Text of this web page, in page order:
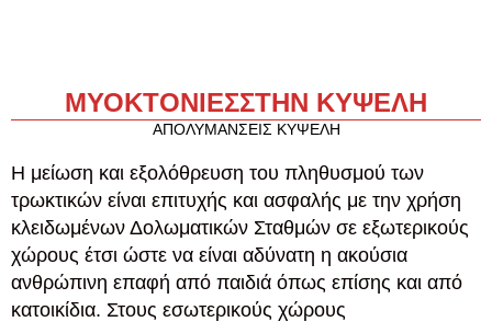
ΜΥΟΚΤΟΝΙΕΣΣΤΗΝ ΚΥΨΕΛΗ
ΑΠΟΛΥΜΑΝΣΕΙΣ ΚΥΨΕΛΗ
Η μείωση και εξολόθρευση του πληθυσμού των
τρωκτικών είναι επιτυχής και ασφαλής με την χρήση
κλειδωμένων Δολωματικών Σταθμών σε εξωτερικούς
χώρους έτσι ώστε να είναι αδύνατη η ακούσια
ανθρώπινη επαφή από παιδιά όπως επίσης και από
κατοικίδια. Στους εσωτερικούς χώρους